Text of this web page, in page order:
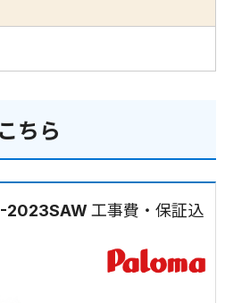
ちら
2023SAW 工事費・保証込